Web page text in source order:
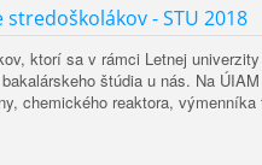
- STU 2018
ktorí sa v rámci Letnej
štúdia u nás. Na
chemického reaktora, výmenníka